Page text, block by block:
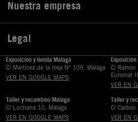
Nuestra empresa
Legal
Exposición y tienda Málaga
C/ Martinez de la rosa Nº 109, Málaga
VER EN GOOGLE MAPS
C/
Euromar
VER EN
Taller y recambios Málaga
C/ Luchana 10, Málaga
VER EN GOOGLE MAPS
Taller y
C/
VER EN